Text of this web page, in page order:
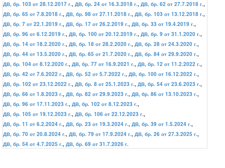
ДВ, бр. 103 от 28.12.2017 г., ДВ, бр. 24 от 16.3.2018 г., ДВ, бр. 62 от 27.7.2018 г.,
ДВ, бр. 65 от 7.8.2018 г., ДВ, бр. 98 от 27.11.2018 г., ДВ, бр. 103 от 13.12.2018 г.,
ДВ, бр. 7 от 22.1.2019 г., ДВ, бр. 17 от 26.2.2019 г., ДВ, бр. 33 от 19.4.2019 г.,
ДВ, бр. 96 от 6.12.2019 г., ДВ, бр. 100 от 20.12.2019 г., ДВ, бр. 9 от 31.1.2020 г.,
ДВ, бр. 14 от 18.2.2020 г., ДВ, бр. 18 от 28.2.2020 г., ДВ, бр. 28 от 24.3.2020 г.,
ДВ, бр. 44 от 13.5.2020 г., ДВ, бр. 65 от 21.7.2020 г., ДВ, бр. 84 от 29.9.2020 г.,
ДВ, бр. 104 от 8.12.2020 г., ДВ, бр. 77 от 16.9.2021 г., ДВ, бр. 12 от 11.2.2022 г.,
ДВ, бр. 42 от 7.6.2022 г., ДВ, бр. 52 от 5.7.2022 г., ДВ, бр. 100 от 16.12.2022 г.,
ДВ, бр. 102 от 23.12.2022 г., ДВ, бр. 8 от 25.1.2023 г., ДВ, бр. 54 от 23.6.2023 г.,
ДВ, бр. 66 от 1.8.2023 г., ДВ, бр. 82 от 29.9.2023 г., ДВ, бр. 86 от 13.10.2023 г.,
ДВ, бр. 96 от 17.11.2023 г., ДВ, бр. 102 от 8.12.2023 г.,
ДВ, бр. 105 от 19.12.2023 г., ДВ, бр. 106 от 22.12.2023 г.,
ДВ, бр. 11 от 6.2.2024 г., ДВ, бр. 23 от 19.3.2024 г., ДВ, бр. 39 от 1.5.2024 г.,
ДВ, бр. 70 от 20.8.2024 г., ДВ, бр. 79 от 17.9.2024 г., ДВ, бр. 26 от 27.3.2025 г.,
ДВ, бр. 54 от 4.7.2025 г., ДВ, бр. 69 от 31.7.2026 г.